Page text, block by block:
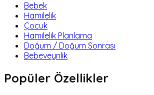
Bebek
Hamilelik
Çocuk
Hamilelik Planlama
Doğum / Doğum Sonrası
Bebeveynlik
Popüler Özellikler